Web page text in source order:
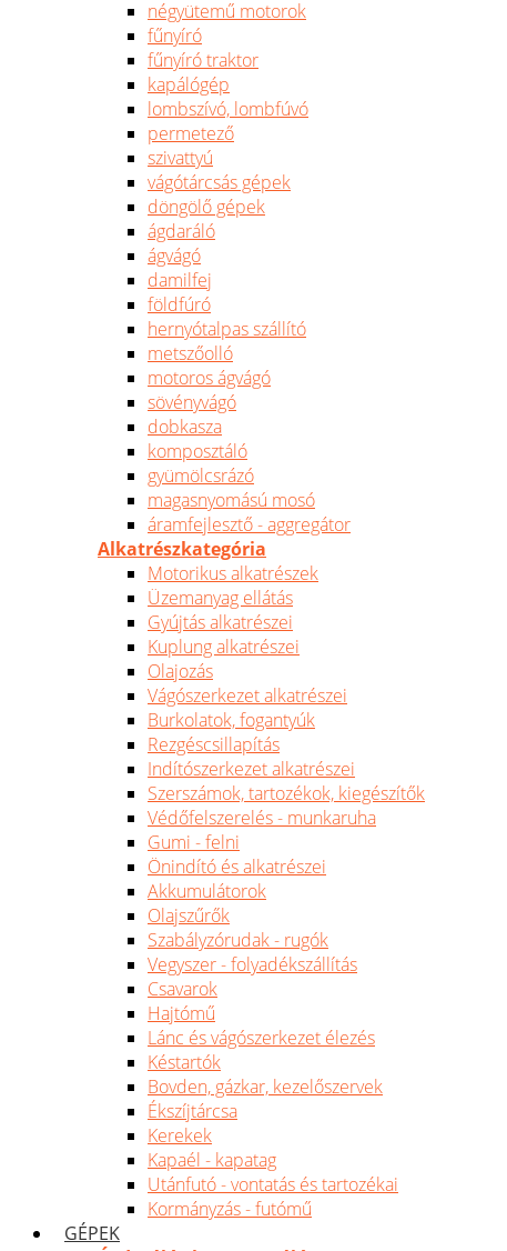
négyütemű motorok
fűnyíró
fűnyíró traktor
kapálógép
lombszívó, lombfúvó
permetező
szivattyú
vágótárcsás gépek
döngölő gépek
ágdaráló
ágvágó
damilfej
földfúró
hernyótalpas szállító
metszőolló
motoros ágvágó
sövényvágó
dobkasza
komposztáló
gyümölcsrázó
magasnyomású mosó
áramfejlesztő - aggregátor
Alkatrészkategória
Motorikus alkatrészek
Üzemanyag ellátás
Gyújtás alkatrészei
Kuplung alkatrészei
Olajozás
Vágószerkezet alkatrészei
Burkolatok, fogantyúk
Rezgéscsillapítás
Indítószerkezet alkatrészei
Szerszámok, tartozékok, kiegészítők
Védőfelszerelés - munkaruha
Gumi - felni
Önindító és alkatrészei
Akkumulátorok
Olajszűrők
Szabályzórudak - rugók
Vegyszer - folyadékszállítás
Csavarok
Hajtómű
Lánc és vágószerkezet élezés
Késtartók
Bovden, gázkar, kezelőszervek
Ékszíjtárcsa
Kerekek
Kapaél - kapatag
Utánfutó - vontatás és tartozékai
Kormányzás - futómű
GÉPEK